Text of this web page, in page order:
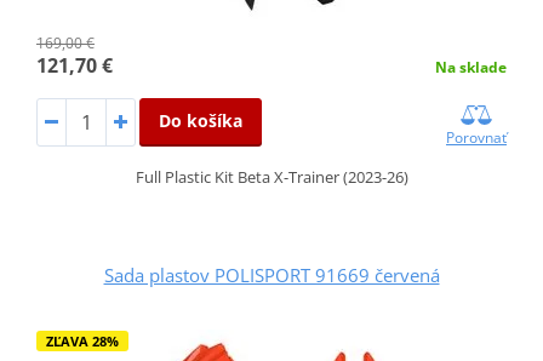
169,00 €
121,70 € Na sklade
Do košíka
Porovnať
Full Plastic Kit Beta X-Trainer (2023-26)
Sada plastov POLISPORT 91669 červená
ZĽAVA 28%